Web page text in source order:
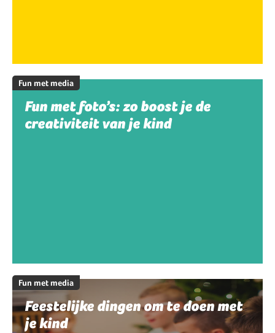
Fun met media
Fun met foto’s: zo boost je de
creativiteit van je kind
Fun met media
Feestelijke dingen om te doen met
je kind